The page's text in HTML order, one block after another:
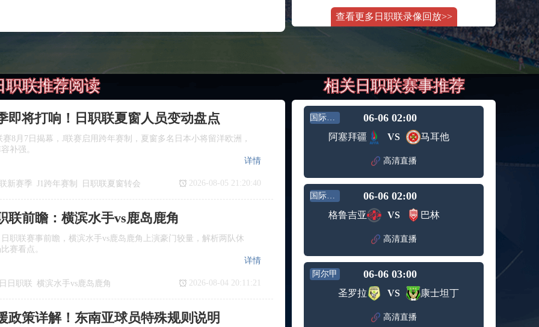
赛女单
第3轮
斯维托丽娜vs萨巴伦卡 全场录像回放
2024年5
月14日
WTA罗
马公开
纳波利塔诺vs贾里 全场录像回放
男单第3
轮
标签： 2024年5
月11日
WTA1000
罗马大
师赛第3
轮
WTT沙特大满贯女单半决赛 陈梦vs早田希娜 全场录像回放
标签：
2024年5
月11日
WTT沙
贯女单
蒙泰罗vs凯茨曼诺维奇 全场录像回放
大师赛
轮
纳尔迪vs鲁内 全场录像回放
标签： 2024年5
月12日
ATP罗马
大师赛
男单第2
轮
萨卡里vs加里宁娜 全场录像回放
标签： 2024年5
WTA罗
马大师
赛女单
第3轮
吉隆vs卢布列夫 全场录像回放
月12日
ATP罗马
大师赛
轮
兹维列夫vs达德尔里 全场录像回放
标签： 2024年5
月13日
ATP罗马
大师赛
男单第3
轮
阿纳尔迪vs贾里 全场录像回放
ATP罗马
大师赛
查看更多日职联录像回放>>
职联推荐阅读
即将打响！日职联夏窗人员变动盘点
赛8月7日揭幕，J联赛启用跨年赛制，夏窗多名日本小将留洋欧洲，
补强。
新赛季 J1跨年赛制 日职联夏窗转会
详情
2026-08-05 21:20:40
联前瞻：横滨水手vs鹿岛鹿角
职联赛事前瞻，横滨水手vs鹿岛鹿角上演豪门较量，解析两队休
赛看点。
日职联 横滨水手vs鹿岛鹿角
日职联
详情
2026-08-04 20:11:21
政策详解！东南亚球员特殊规则说明
相关日职联赛事推荐
国际友谊 06-06 02:00
阿塞拜疆 VS 马耳他
高清直播
国际友谊 06-06 02:00
格鲁吉亚 VS 巴林
高清直播
阿尔甲 06-06 03:00
圣罗拉 VS 康士坦丁
高清直播